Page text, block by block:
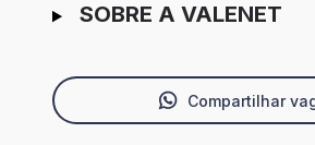
SOBRE A VALENET
Compartilhar